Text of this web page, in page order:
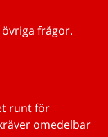
frågor.
runt för
omedelbar